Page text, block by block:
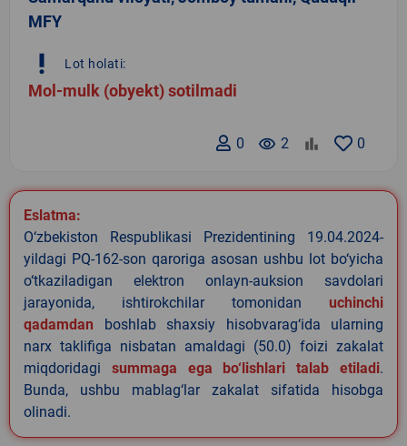
MFY
priority_high Lot holati:
Mol-mulk (obyekt) sotilmadi
0
remove_red_eye 2
0
Eslatma:
O‘zbekiston Respublikasi Prezidentining 19.04.2024-
yildagi PQ-162-son qaroriga asosan ushbu lot bo‘yicha
o‘tkaziladigan elektron onlayn-auksion savdolari
jarayonida, ishtirokchilar tomonidan uchinchi
qadamdan boshlab shaxsiy hisobvarag‘ida ularning
narx taklifiga nisbatan amaldagi (50.0) foizi zakalat
miqdoridagi summaga ega bo‘lishlari talab etiladi.
Bunda, ushbu mablag‘lar zakalat sifatida hisobga
olinadi.